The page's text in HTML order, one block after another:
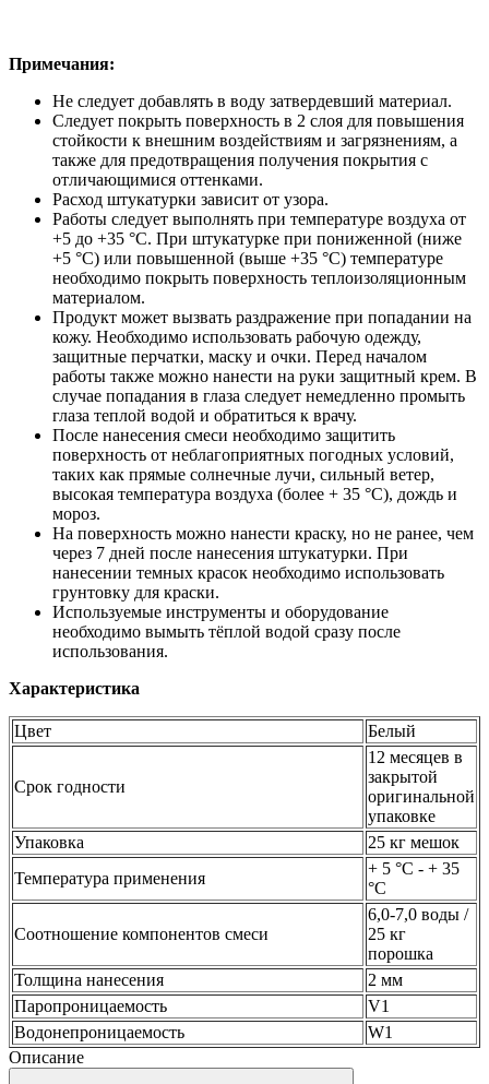
Примечания:
Не следует добавлять в воду затвердевший материал.
Следует покрыть поверхность в 2 слоя для повышения
стойкости к внешним воздействиям и загрязнениям, а
также для предотвращения получения покрытия с
отличающимися оттенками.
Расход штукатурки зависит от узора.
Работы следует выполнять при температуре воздуха от
+5 до +35 °C. При штукатурке при пониженной (ниже
+5 °C) или повышенной (выше +35 °C) температуре
необходимо покрыть поверхность теплоизоляционным
материалом.
Продукт может вызвать раздражение при попадании на
кожу. Необходимо использовать рабочую одежду,
защитные перчатки, маску и очки. Перед началом
работы также можно нанести на руки защитный крем. В
случае попадания в глаза следует немедленно промыть
глаза теплой водой и обратиться к врачу.
После нанесения смеси необходимо защитить
поверхность от неблагоприятных погодных условий,
таких как прямые солнечные лучи, сильный ветер,
высокая температура воздуха (более + 35 °C), дождь и
мороз.
На поверхность можно нанести краску, но не ранее, чем
через 7 дней после нанесения штукатурки. При
нанесении темных красок необходимо использовать
грунтовку для краски.
Используемые инструменты и оборудование
необходимо вымыть тёплой водой сразу после
использования.
Характеристика
Цвет Белый
Срок годности
12 месяцев в
закрытой
оригинальной
упаковке
Упаковка
25 кг мешок
Температура применения
+ 5 °С - + 35
°С
Соотношение компонентов смеси
6,0-7,0 воды /
25 кг
порошка
Толщина нанесения
2 мм
Паропроницаемость
V1
Водонепроницаемость
W1
Описание